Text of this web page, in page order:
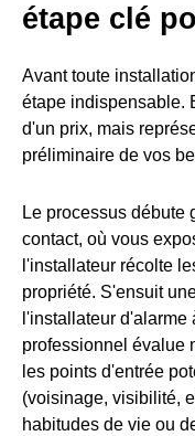
étape clé
Avant toute
étape indispensable.
d'un prix, mais
préliminaire de vos
Le processus débute
contact, où vous
l'installateur récolte
propriété. S'ensuit
l'installateur d'alarme
professionnel évalue
les points d'entrée
(voisinage, visibilité,
habitudes de vie ou